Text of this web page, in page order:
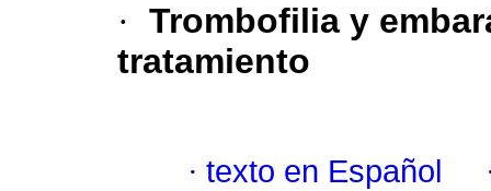
· Trombofilia y
tratamiento
· texto en Español